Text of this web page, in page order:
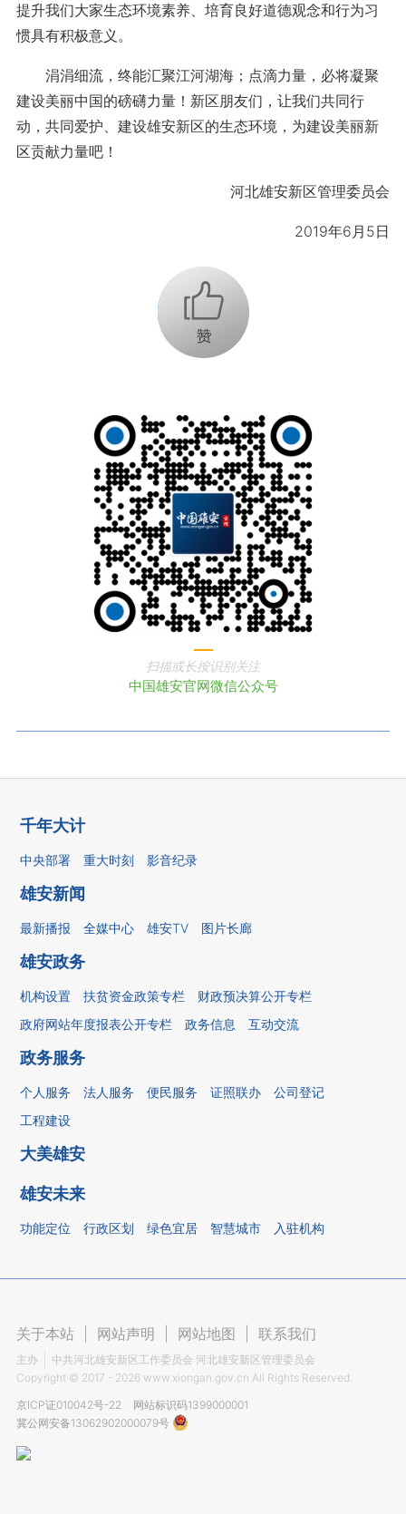
提升我们大家生态环境素养、培育良好道德观念和行为习
惯具有积极意义。
涓涓细流，终能汇聚江河湖海；点滴力量，必将凝聚
建设美丽中国的磅礴力量！新区朋友们，让我们共同行
动，共同爱护、建设雄安新区的生态环境，为建设美丽新
区贡献力量吧！
河北雄安新区管理委员会
2019年6月5日
+1
扫描或长按识别关注
中国雄安官网微信公众号
千年大计
中央部署 重大时刻 影音纪录
雄安新闻
最新播报 全媒中心 雄安TV 图片长廊
雄安政务
机构设置 扶贫资金政策专栏
财政预决算公开专栏
政府网站年度报表公开专栏
政务信息 互动交流
政务服务
个人服务 法人服务 便民服务 证照联办
公司登记
工程建设
大美雄安
雄安未来
功能定位 行政区划 绿色宜居 智慧城市 入驻机构
关于本站 网站声明 网站地图 联系我们
主办
中共河北雄安新区工作委员会 河北雄安新区管理委员会
Copyright © 2017 - 2026 www.xiongan.gov.cn All Rights Reserved.
京ICP证010042号-22
网站标识码1399000001
冀公网安备13062902000079号